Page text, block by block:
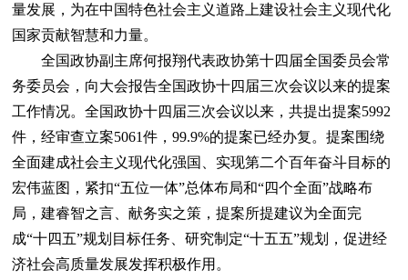
量发展，为在中国特色社会主义道路上建设社会主义现代化
国家贡献智慧和力量。
全国政协副主席何报翔代表政协第十四届全国委员会常
务委员会，向大会报告全国政协十四届三次会议以来的提案
工作情况。全国政协十四届三次会议以来，共提出提案5992
件，经审查立案5061件，99.9%的提案已经办复。提案围绕
全面建成社会主义现代化强国、实现第二个百年奋斗目标的
宏伟蓝图，紧扣“五位一体”总体布局和“四个全面”战略布
局，建睿智之言、献务实之策，提案所提建议为全面完
成“十四五”规划目标任务、研究制定“十五五”规划，促进经
济社会高质量发展发挥积极作用。